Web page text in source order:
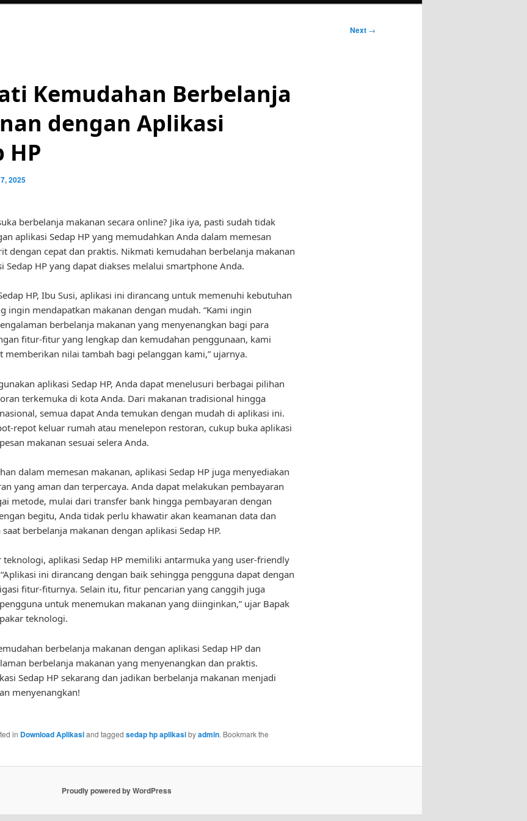
Next →
Kemudahan Berbelanja
dengan Aplikasi
HP
2025
berbelanja makanan secara online? Jika iya, pasti sudah tidak
aplikasi Sedap HP yang memudahkan Anda dalam memesan
dengan cepat dan praktis. Nikmati kemudahan berbelanja makanan
Sedap HP yang dapat diakses melalui smartphone Anda.
HP, Ibu Susi, aplikasi ini dirancang untuk memenuhi kebutuhan
ingin mendapatkan makanan dengan mudah. “Kami ingin
berbelanja makanan yang menyenangkan bagi para
fitur-fitur yang lengkap dan kemudahan penggunaan, kami
memberikan nilai tambah bagi pelanggan kami,” ujarnya.
aplikasi Sedap HP, Anda dapat menelusuri berbagai pilihan
terkemuka di kota Anda. Dari makanan tradisional hingga
semua dapat Anda temukan dengan mudah di aplikasi ini.
repot keluar rumah atau menelepon restoran, cukup buka aplikasi
makanan sesuai selera Anda.
dalam memesan makanan, aplikasi Sedap HP juga menyediakan
yang aman dan terpercaya. Anda dapat melakukan pembayaran
metode, mulai dari transfer bank hingga pembayaran dengan
begitu, Anda tidak perlu khawatir akan keamanan data dan
berbelanja makanan dengan aplikasi Sedap HP.
aplikasi Sedap HP memiliki antarmuka yang user-friendly
ini dirancang dengan baik sehingga pengguna dapat dengan
fitur-fiturnya. Selain itu, fitur pencarian yang canggih juga
untuk menemukan makanan yang diinginkan,” ujar Bapak
teknologi.
berbelanja makanan dengan aplikasi Sedap HP dan
berbelanja makanan yang menyenangkan dan praktis.
Sedap HP sekarang dan jadikan berbelanja makanan menjadi
menyenangkan!
in Download Aplikasiand tagged sedap hp aplikasibyadmin. Bookmark the
Proudly powered by WordPress